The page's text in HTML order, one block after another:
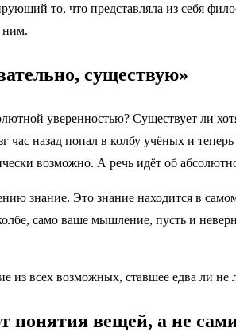
то, что представляла из себя
ним.
существую»
уверенностью? Существует ли
назад попал в колбу учёных и
возможно. А речь идёт об
знание. Это знание находится в
само ваше мышление, пусть и
из всех возможных, ставшее едва ли
понятия вещей, а не